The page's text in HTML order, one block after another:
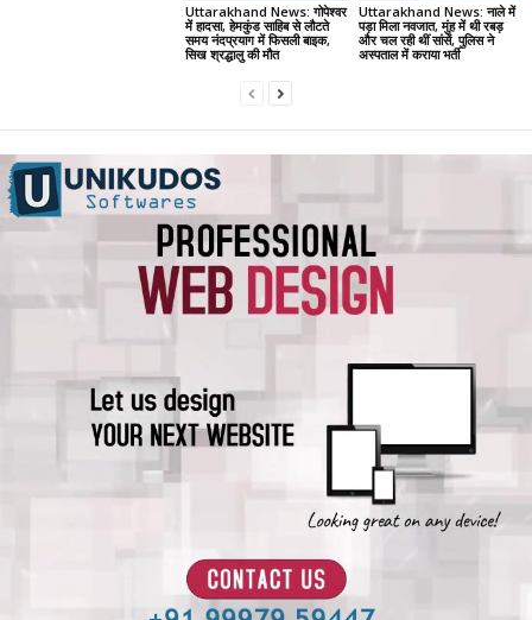
Uttarakhand News: गोपेश्वर
में हादसा, हेमकुंड साहिब से लौटते
समय नंदप्रयाग में फिसली बाइक,
सिख श्रद्धालु की मौत
Uttarakhand News: नाले में
पड़ा मिला नवजात, मुंह में थी रबड़
और चल रही थीं सांसें, पुलिस ने
अस्पताल में कराया भर्ती